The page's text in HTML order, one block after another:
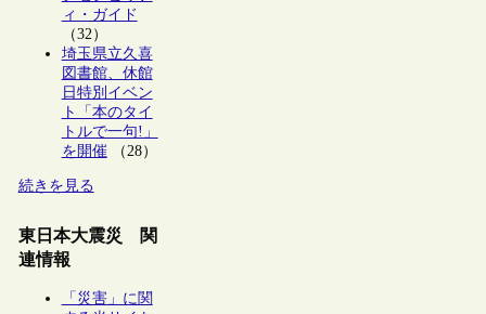
ィ・ガイド
（32）
埼玉県立久喜
図書館、休館
日特別イベン
ト「本のタイ
トルで一句!」
を開催（28）
続きを見る
東日本大震災 関
連情報
「災害」に関